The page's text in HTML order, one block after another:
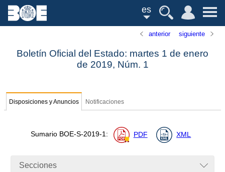
es
anterior siguiente
Boletín Oficial del Estado: martes 1 de enero
de 2019, Núm. 1
Disposiciones y Anuncios Notificaciones
Sumario BOE-S-2019-1: PDF XML
Secciones